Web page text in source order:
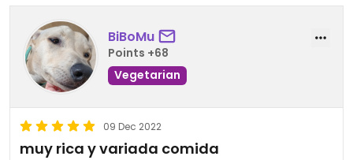
BiBoMu
Points +68
Vegetarian
09 Dec 2022
muy rica y variada comida